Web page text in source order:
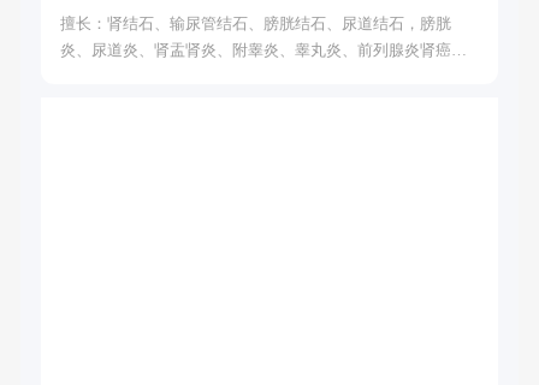
擅长：肾结石、输尿管结石、膀胱结石、尿道结石，膀胱
炎、尿道炎、肾盂肾炎、附睾炎、睾丸炎、前列腺炎肾癌、